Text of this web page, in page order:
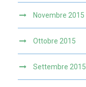
Novembre 2015
Ottobre 2015
Settembre 2015